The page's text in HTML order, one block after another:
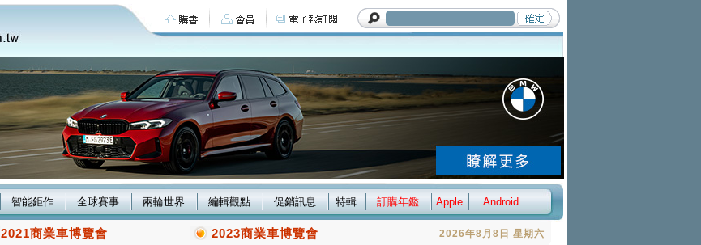
智能鉅作 全球賽事 兩輪世界 編輯觀點 促銷訊息 特輯 訂購年鑑 Apple Android
2021商業車博覽會 2023商業車博覽會 2026年8月8日 星期六